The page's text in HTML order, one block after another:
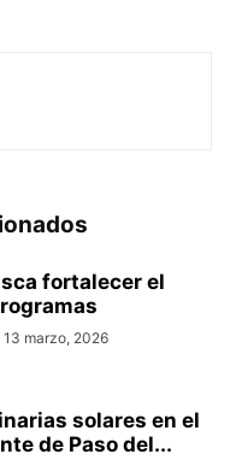
fortalecer el
13 marzo, 2026
solares en el
de Paso del...